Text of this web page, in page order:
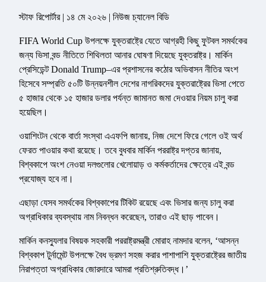
স্টাফ রিপোর্টার | ১৪ মে ২০২৬ | নিউজ চ্যানেল বিডি
FIFA World Cup উপলক্ষে যুক্তরাষ্ট্রে যেতে আগ্রহী কিছু ফুটবল সমর্থকের
জন্য ভিসা বন্ড নীতিতে শিথিলতা আনার ঘোষণা দিয়েছে যুক্তরাষ্ট্র। মার্কিন
প্রেসিডেন্ট Donald Trump–এর প্রশাসনের কঠোর অভিবাসন নীতির অংশ
হিসেবে সম্প্রতি ৫০টি উন্নয়নশীল দেশের নাগরিকদের যুক্তরাষ্ট্রের ভিসা পেতে
৫ হাজার থেকে ১৫ হাজার ডলার পর্যন্ত জামানত জমা দেওয়ার নিয়ম চালু করা
হয়েছিল।
ওয়াশিংটন থেকে বার্তা সংস্থা এএফপি জানায়, নিজ দেশে ফিরে গেলে ওই অর্থ
ফেরত পাওয়ার কথা রয়েছে। তবে বুধবার মার্কিন পররাষ্ট্র দপ্তর জানায়,
বিশ্বকাপে অংশ নেওয়া দলগুলোর খেলোয়াড় ও কর্মকর্তাদের ক্ষেত্রে এই বন্ড
প্রযোজ্য হবে না।
এছাড়া যেসব সমর্থকের বিশ্বকাপের টিকিট রয়েছে এবং ভিসার জন্য চালু করা
অগ্রাধিকার ব্যবস্থায় নাম নিবন্ধন করেছেন, তারাও এই ছাড় পাবেন।
মার্কিন কনস্যুলার বিষয়ক সহকারী পররাষ্ট্রমন্ত্রী মোরাহ নামদার বলেন, ‘আসন্ন
বিশ্বকাপ টুর্নামেন্ট উপলক্ষে বৈধ ভ্রমণ সহজ করার পাশাপাশি যুক্তরাষ্ট্রের জাতীয়
নিরাপত্তা অগ্রাধিকার জোরদারে আমরা প্রতিশ্রুতিবদ্ধ।’